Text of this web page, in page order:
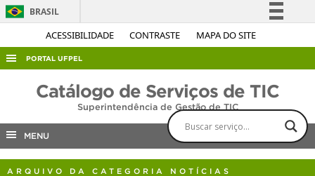
ACESSIBILIDADE CONTRASTE MAPA DO SITE
BRASIL
Simplifique!
Acesso à informação
Canais
PORTAL UFPEL
ACESSO À INFORMAÇÃO
Catálogo de Serviços de TIC
Superintendência de Gestão de TIC
MENU
ARQUIVO DA CATEGORIA NOTÍCIAS